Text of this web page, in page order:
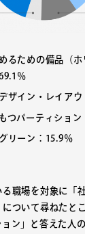
るための備品（
％
ザイン・レイアウ
つパーティション
リーン：15.9％
職場を対象に「
ついて尋ねたと
ン」と答えた人